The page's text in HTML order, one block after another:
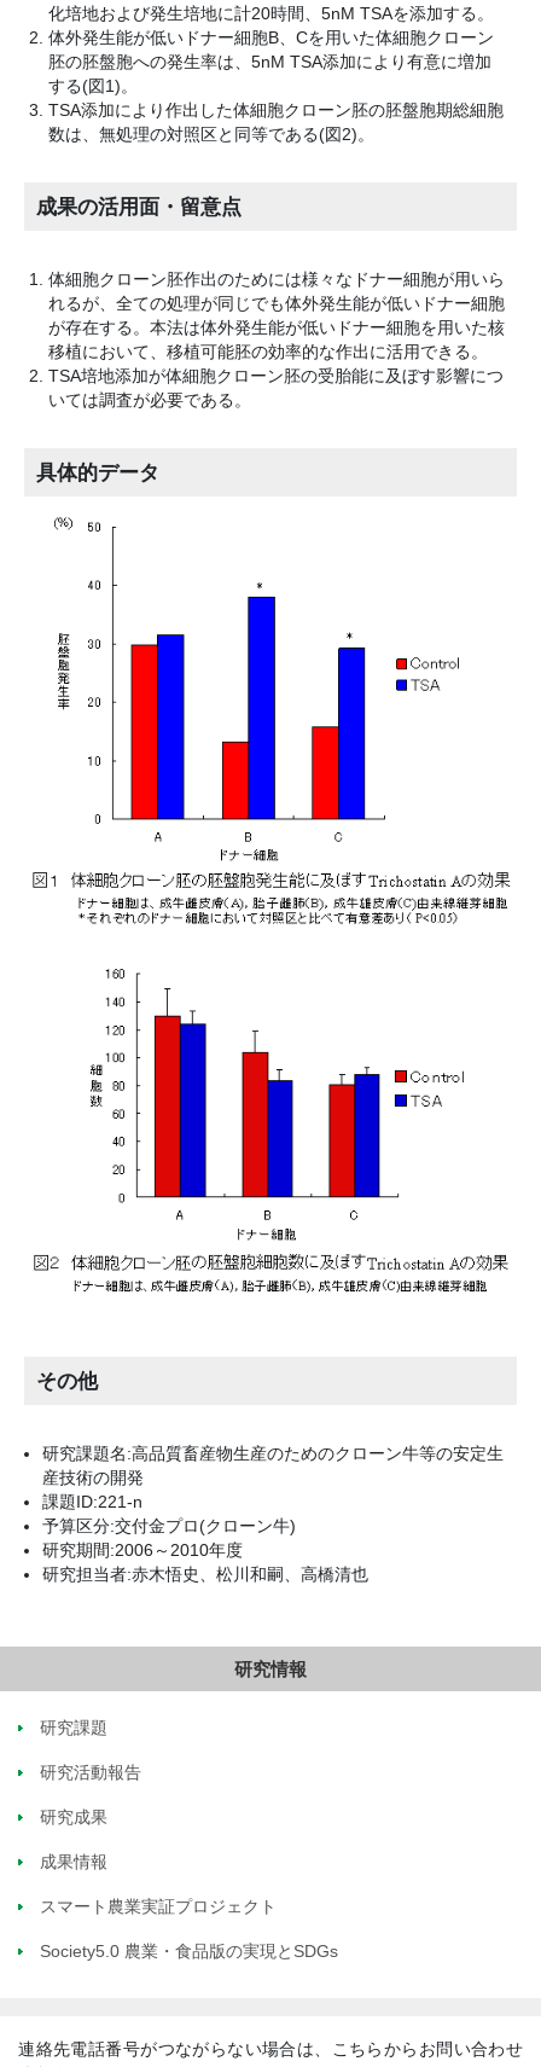
化培地および発生培地に計20時間、5nM TSAを添加する。
体外発生能が低いドナー細胞B、Cを用いた体細胞クローン
胚の胚盤胞への発生率は、5nM TSA添加により有意に増加
する(図1)。
TSA添加により作出した体細胞クローン胚の胚盤胞期総細胞
数は、無処理の対照区と同等である(図2)。
成果の活用面・留意点
体細胞クローン胚作出のためには様々なドナー細胞が用いら
れるが、全ての処理が同じでも体外発生能が低いドナー細胞
が存在する。本法は体外発生能が低いドナー細胞を用いた核
移植において、移植可能胚の効率的な作出に活用できる。
TSA培地添加が体細胞クローン胚の受胎能に及ぼす影響につ
いては調査が必要である。
具体的データ
その他
研究課題名:高品質畜産物生産のためのクローン牛等の安定生
産技術の開発
課題ID:221-n
予算区分:交付金プロ(クローン牛)
研究期間:2006～2010年度
研究担当者:赤木悟史、松川和嗣、高橋清也
研究情報
研究課題
研究活動報告
研究成果
成果情報
スマート農業実証プロジェクト
Society5.0 農業・食品版の実現とSDGs
連絡先電話番号がつながらない場合は、こちらからお問い合わせ